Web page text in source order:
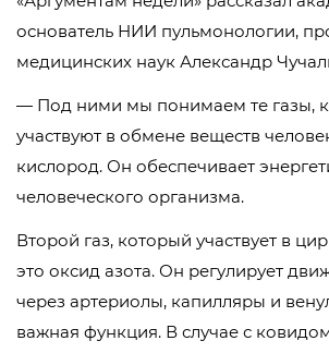
основатель НИИ пульмонологии,
медицинских наук Александр
— Под ними мы понимаем те газы,
участвуют в обмене веществ
кислород. Он обеспечивает
человеческого организма.
Второй газ, который участвует в
это оксид азота. Он регулирует
через артериолы, капилляры и
важная функция. В случае с